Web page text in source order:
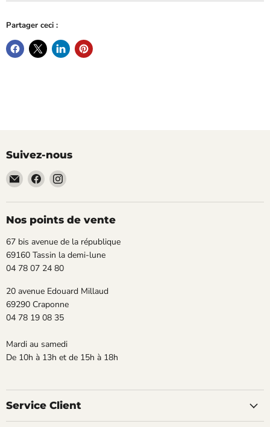
Partager ceci :
Suivez-nous
Email
TECLAB
Trouvez-
nous
sur
Facebook
Trouvez-
sur
Instagram
Nos points de vente
67 bis avenue de la république
69160 Tassin la demi-lune
04 78 07 24 80
20 avenue Edouard Millaud
69290 Craponne
04 78 19 08 35
Mardi au samedi
De 10h à 13h et de 15h à 18h
Service Client